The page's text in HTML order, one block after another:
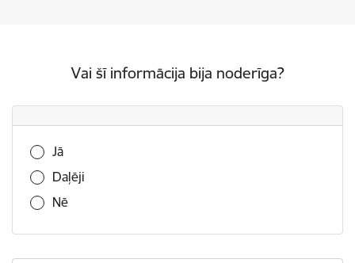
Vai šī informācija bija noderīga?
Vai šī informācija bija noderīga?
Jā
Daļēji
Nē